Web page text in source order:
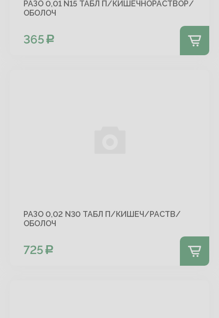
РАЗО 0,01 N15 ТАБЛ П/КИШЕЧНОРАСТВОР/
ОБОЛОЧ
365
РАЗО 0,02 N30 ТАБЛ П/КИШЕЧ/РАСТВ/
ОБОЛОЧ
725